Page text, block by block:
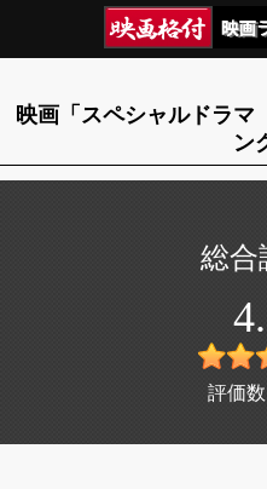
映画「スペシャルドラ
ン
評価数